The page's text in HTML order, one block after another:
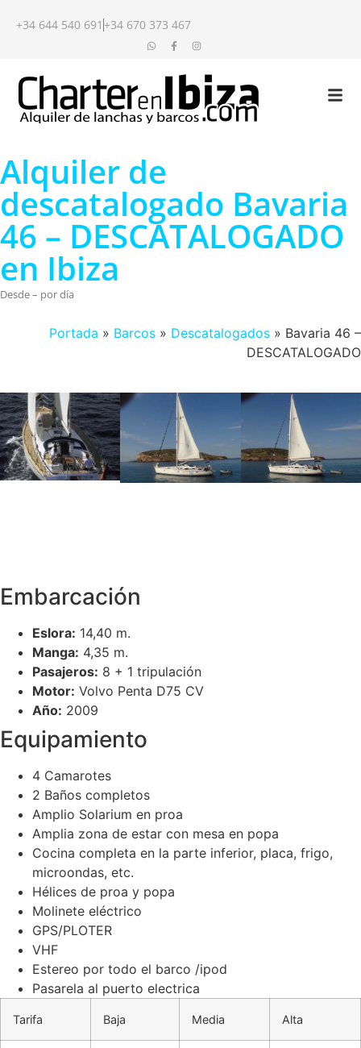
+34 644 540 691 +34 670 373 467
Alquiler de
descatalogado Bavaria
46 – DESCATALOGADO
en Ibiza
Desde – por día
Portada » Barcos » Descatalogados » Bavaria 46 –
DESCATALOGADO
Embarcación
Eslora: 14,40 m.
Manga: 4,35 m.
Pasajeros: 8 + 1 tripulación
Motor: Volvo Penta D75 CV
Año: 2009
Equipamiento
4 Camarotes
2 Baños completos
Amplio Solarium en proa
Amplia zona de estar con mesa en popa
Cocina completa en la parte inferior, placa, frigo,
microondas, etc.
Hélices de proa y popa
Molinete eléctrico
GPS/PLOTER
VHF
Estereo por todo el barco /ipod
Pasarela al puerto electrica
Tarifa Baja Media Alta